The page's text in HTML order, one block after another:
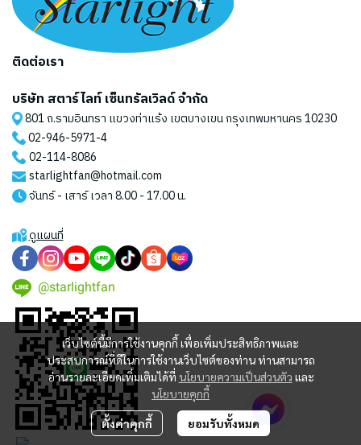
เว็บไซต์นี้มีการใช้งานคุกกี้ เพื่อเพิ่มประสิทธิภาพและ
ประสบการณ์ที่ดีในการใช้งานเว็บไซต์ของท่าน ท่านสามารถ
อ่านรายละเอียดเพิ่มเติมได้ที่ นโยบายความเป็นส่วนตัว และ
นโยบายคุกกี้
ตั้งค่าคุกกี้ ยอมรับทั้งหมด
ติดต่อเรา
บริษัท สตาร์ไลท์ เซ็นทรัลเวิลด์ จำกัด
801 ถ.รามอินทรา แขวงท่าแร้ง เขตบางเขน กรุงเทพมหานคร 10230
02-946-5971-4
02-114-8086
starlightfan@hotmail.com
จันทร์ - เสาร์ เวลา 8.00 - 17.00 น.
ดูแผนที่
@starlightfan